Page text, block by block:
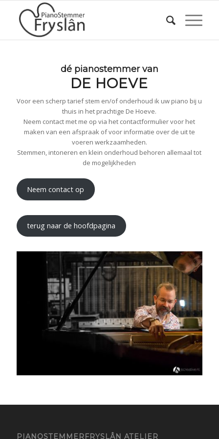
dé pianostemmer van
DE HOEVE
Voor een scherp tarief stem en/of onderhoud ik uw piano bij u
thuis in het prachtige De Hoeve.
Neem contact met me op via het contactformulier voor het
maken van een afspraak of voor informatie over de uit te
voeren werkzaamheden.
Stemmen, intoneren en klein onderhoud behoren allemaal tot
de mogelijkheden
Neem contact op
terug naar de hoofdpagina
PIANOSTEMMERFRYSLÂN ATELIER